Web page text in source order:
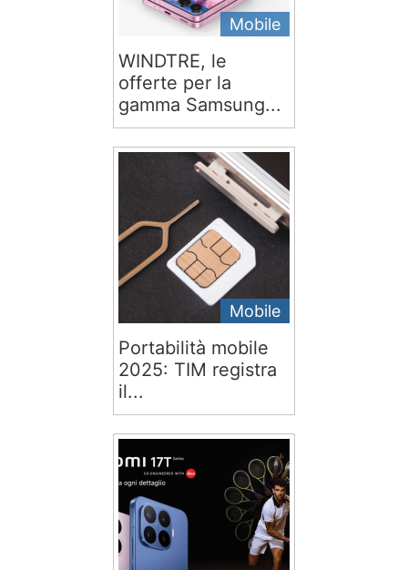
Mobile
WINDTRE, le
offerte per la
gamma Samsung...
Mobile
Portabilità mobile
2025: TIM registra
il...